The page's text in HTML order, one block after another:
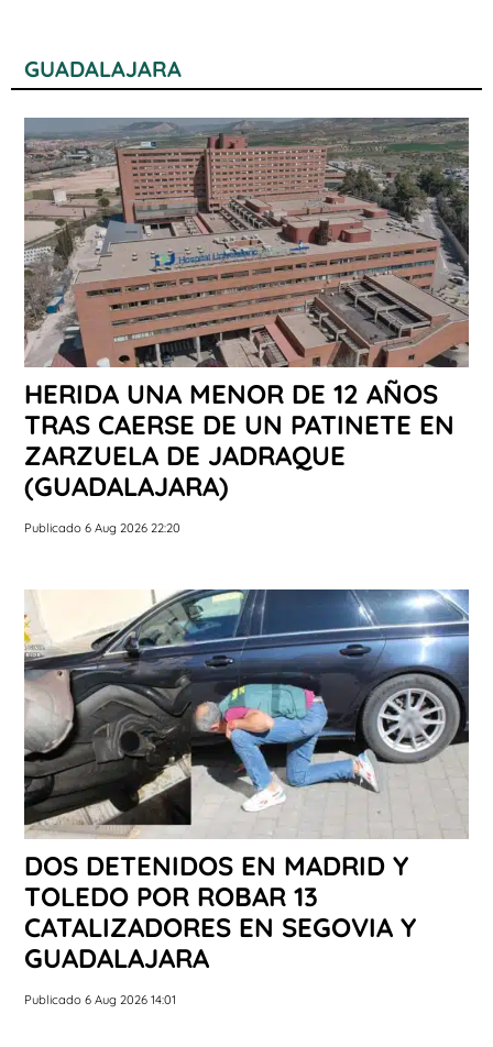
GUADALAJARA
HERIDA UNA MENOR DE 12 AÑOS
TRAS CAERSE DE UN PATINETE EN
ZARZUELA DE JADRAQUE
(GUADALAJARA)
Publicado 6 Aug 2026 22:20
DOS DETENIDOS EN MADRID Y
TOLEDO POR ROBAR 13
CATALIZADORES EN SEGOVIA Y
GUADALAJARA
Publicado 6 Aug 2026 14:01